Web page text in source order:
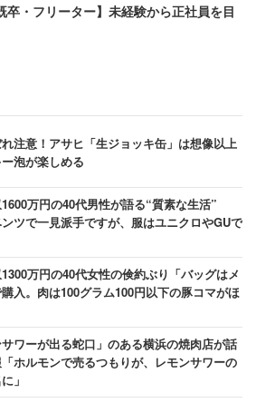
卒・フリーター】未経験から正社員を目
注意！アサヒ「生ジョッキ缶」は想像以上
泡が楽しめる
万円の40代男性が語る“質素な生活”
ンツで一見派手ですが、服はユニクロやGUで
万円の40代女性の倹約ぶり「バッグはメ
入。肉は100グラム100円以下の豚コマがほ
サワーが出る蛇口」のある横浜の焼肉店が話
ホルモンで売るつもりが、レモンサワーの
」